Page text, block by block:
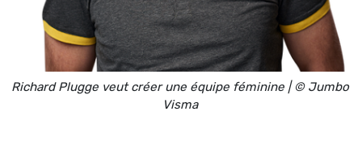
Richard Plugge veut créer une équipe féminine | © Jumbo
Visma